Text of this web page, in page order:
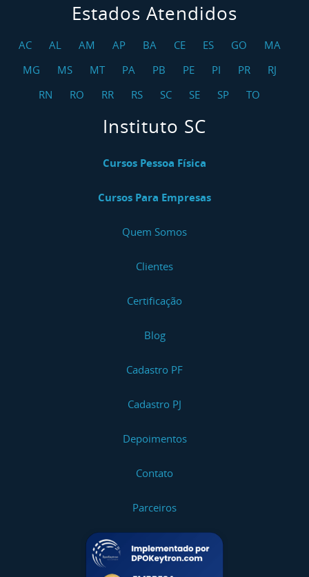
Estados Atendidos
AC AL AM AP BA CE ES GO
MA
MG
MS MT PA PB PE PI PR
RJ
RN
RO RR RS SC SE SP TO
Instituto SC
Cursos Pessoa Física
Cursos Para Empresas
Quem Somos
Clientes
Certificação
Blog
Cadastro PF
Cadastro PJ
Depoimentos
Contato
Parceiros